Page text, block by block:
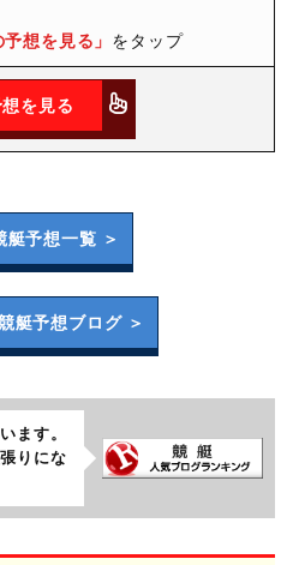
予想を見る」 をタップ
を見る
艇予想一覧 ＞
艇予想ブログ ＞
ます。
りにな